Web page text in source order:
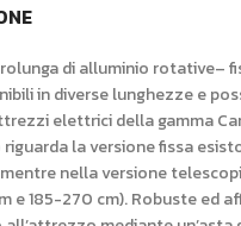
di alluminio rotative–
in diverse lunghezze e
elettrici della gamma
la versione fissa
nella versione
e 185-270 cm). Robuste ed